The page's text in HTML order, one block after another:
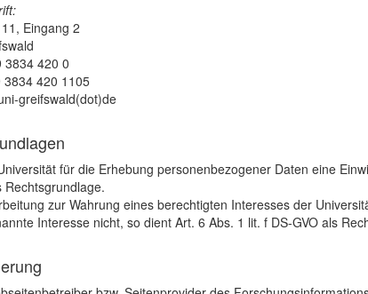
Eingang 2
3834 420 0
3834 420 1105
greifswald(dot)de
für die Erhebung personenbezogener Daten eine
Rechtsgrundlage.
zur Wahrung eines berechtigten Interesses der
Interesse nicht, so dient Art. 6 Abs. 1 lit. f DS-GVO als